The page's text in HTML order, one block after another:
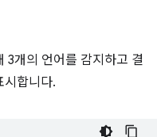
3개의 언어를 감지하고 결
시합니다.